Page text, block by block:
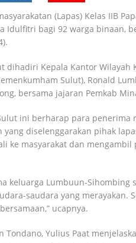
(Lapas) Kelas IIB
Idulfitri bagi 92 warga binaan,
dihadiri Kepala Kantor Wilayah
Sulut), Ronald
bersama jajaran Pemkab
ini berharap para penerima
diselenggarakan pihak
ke masyarakat dan
keluarga Lumbuun-Sihombing
saudara yang merayakan.
ucapnya.
Tondano, Yulius Paat